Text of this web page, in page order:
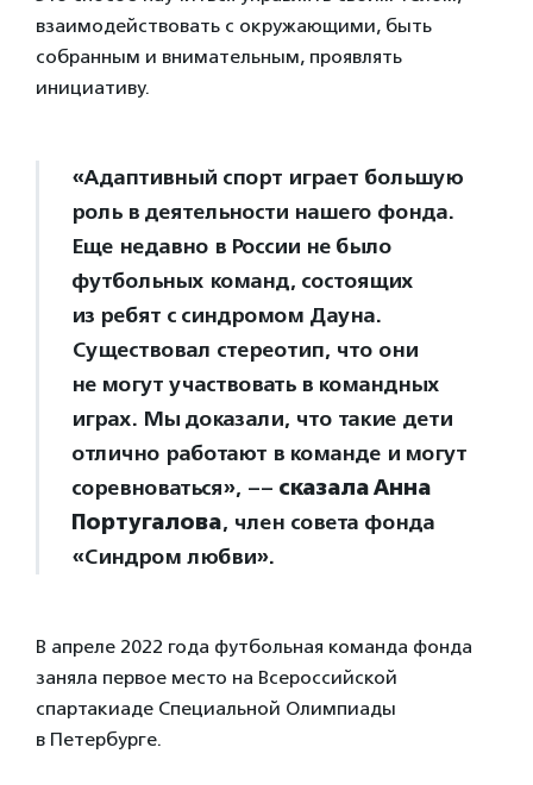
взаимодействовать с окружающими, быть
собранным и внимательным, проявлять
инициативу.
«Адаптивный спорт играет большую
роль в деятельности нашего фонда.
Еще недавно в России не было
футбольных команд, состоящих
из ребят с синдромом Дауна.
Существовал стереотип, что они
не могут участвовать в командных
играх. Мы доказали, что такие дети
отлично работают в команде и могут
соревноваться», –– сказала Анна
Португалова, член совета фонда
«Синдром любви».
В апреле 2022 года футбольная команда фонда
заняла первое место на Всероссийской
спартакиаде Специальной Олимпиады
в Петербурге.